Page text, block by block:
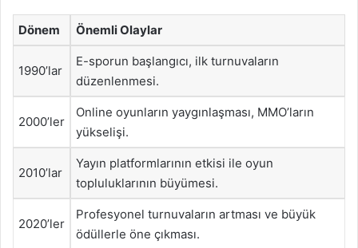
Dönem Önemli Olaylar
1990’lar
E-sporun başlangıcı, ilk turnuvaların
düzenlenmesi.
2000’ler
Online oyunların yaygınlaşması, MMO’ların
yükselişi.
2010’lar
Yayın platformlarının etkisi ile oyun
topluluklarının büyümesi.
2020’ler
Profesyonel turnuvaların artması ve büyük
ödüllerle öne çıkması.